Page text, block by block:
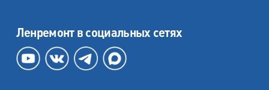
Ленремонт в социальных сетях